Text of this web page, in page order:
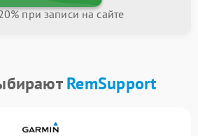
при записи на сайте
RemSupport